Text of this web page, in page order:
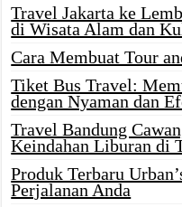
Travel Jakarta ke
di Wisata Alam dan
Cara Membuat Tour
Tiket Bus Travel:
dengan Nyaman dan
Travel Bandung
Keindahan Liburan di
Produk Terbaru
Perjalanan Anda